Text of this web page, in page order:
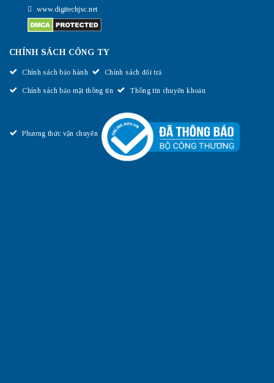
www.digitechjsc.net
CHÍNH SÁCH CÔNG TY
Chính sách bảo hành Chính sách đổi trả
Chính sách bảo mật thông tin Thông tin chuyển khoản
Phương thức vận chuyển